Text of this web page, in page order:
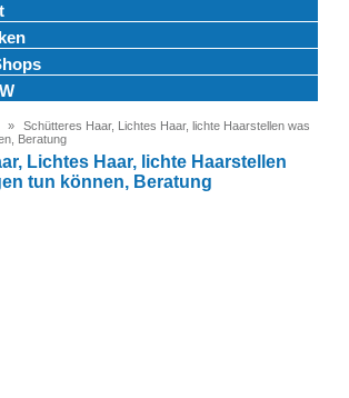
Schütteres Haar, Lichtes Haar, lichte Haarstellen was
Beratung
Lichtes Haar, lichte Haarstellen
tun können, Beratung